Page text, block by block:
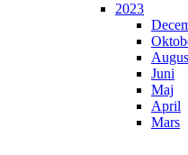
2023
Juni
Maj
April
Mars